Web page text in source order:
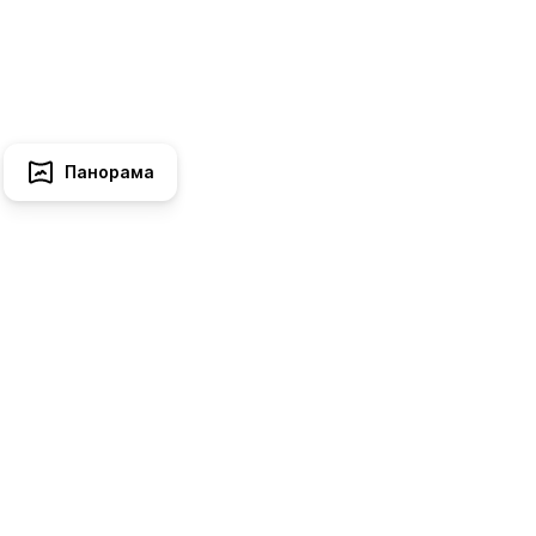
Панорама